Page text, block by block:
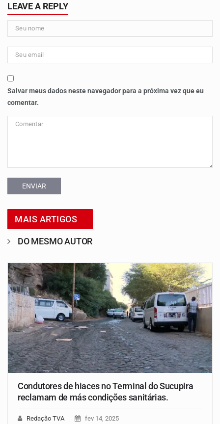
LEAVE A REPLY
Salvar meus dados neste navegador para a próxima vez que eu
comentar.
ENVIAR
MAIS ARTIGOS
DO MESMO AUTOR
Condutores de hiaces no Terminal do Sucupira
reclamam de más condições sanitárias.
Redação TVA fev 14, 2025